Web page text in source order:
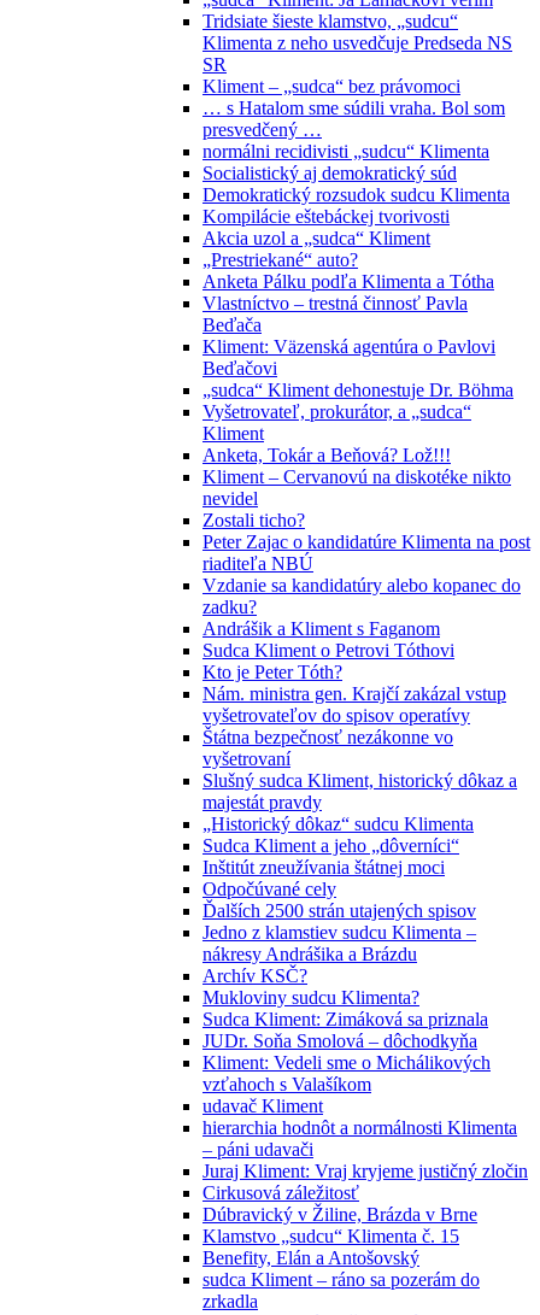
Tridsiate šieste klamstvo, „sudcu“
Klimenta z neho usvedčuje Predseda NS
SR
Kliment – „sudca“ bez právomoci
… s Hatalom sme súdili vraha. Bol som
presvedčený …
normálni recidivisti „sudcu“ Klimenta
Socialistický aj demokratický súd
Demokratický rozsudok sudcu Klimenta
Kompilácie eštebáckej tvorivosti
Akcia uzol a „sudca“ Kliment
„Prestriekané“ auto?
Anketa Pálku podľa Klimenta a Tótha
Vlastníctvo – trestná činnosť Pavla
Beďača
Kliment: Väzenská agentúra o Pavlovi
Beďačovi
„sudca“ Kliment dehonestuje Dr. Böhma
Vyšetrovateľ, prokurátor, a „sudca“
Kliment
Anketa, Tokár a Beňová? Lož!!!
Kliment – Cervanovú na diskotéke nikto
nevidel
Zostali ticho?
Peter Zajac o kandidatúre Klimenta na post
riaditeľa NBÚ
Vzdanie sa kandidatúry alebo kopanec do
zadku?
Andrášik a Kliment s Faganom
Sudca Kliment o Petrovi Tóthovi
Kto je Peter Tóth?
Nám. ministra gen. Krajčí zakázal vstup
vyšetrovateľov do spisov operatívy
Štátna bezpečnosť nezákonne vo
vyšetrovaní
Slušný sudca Kliment, historický dôkaz a
majestát pravdy
„Historický dôkaz“ sudcu Klimenta
Sudca Kliment a jeho „dôverníci“
Inštitút zneužívania štátnej moci
Odpočúvané cely
Ďalších 2500 strán utajených spisov
Jedno z klamstiev sudcu Klimenta –
nákresy Andrášika a Brázdu
Archív KSČ?
Mukloviny sudcu Klimenta?
Sudca Kliment: Zimáková sa priznala
JUDr. Soňa Smolová – dôchodkyňa
Kliment: Vedeli sme o Michálikových
vzťahoch s Valašíkom
udavač Kliment
hierarchia hodnôt a normálnosti Klimenta
– páni udavači
Juraj Kliment: Vraj kryjeme justičný zločin
Cirkusová záležitosť
Dúbravický v Žiline, Brázda v Brne
Klamstvo „sudcu“ Klimenta č. 15
Benefity, Elán a Antošovský
sudca Kliment – ráno sa pozerám do
zrkadla